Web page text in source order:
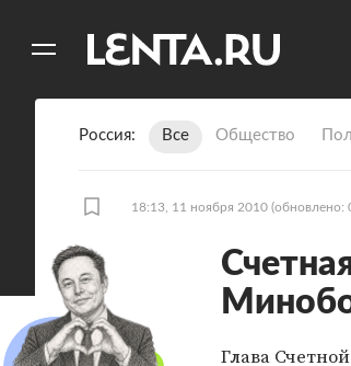
Россия Все Общество
18:13, 11 ноября 2010 (обновлено:
Глава